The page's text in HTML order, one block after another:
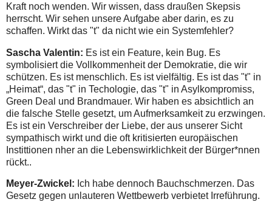
Kraft noch wenden. Wir wissen, dass draußen Skepsis
herrscht. Wir sehen unsere Aufgabe aber darin, es zu
schaffen. Wirkt das "t" da nicht wie ein Systemfehler?
Sascha Valentin: Es ist ein Feature, kein Bug. Es
symbolisiert die Vollkommenheit der Demokratie, die wir
schützen. Es ist menschlich. Es ist vielfältig. Es ist das "t" in
„Heimat“, das "t" in Techologie, das "t" in Asylkompromiss,
Green Deal und Brandmauer. Wir haben es absichtlich an
die falsche Stelle gesetzt, um Aufmerksamkeit zu erzwingen.
Es ist ein Verschreiber der Liebe, der aus unserer Sicht
sympathisch wirkt und die oft kritisierten europäischen
Instittionen nher an die Lebenswirklichkeit der Bürger*nnen
rückt..
Meyer-Zwickel: Ich habe dennoch Bauchschmerzen. Das
Gesetz gegen unlauteren Wettbewerb verbietet Irreführung.